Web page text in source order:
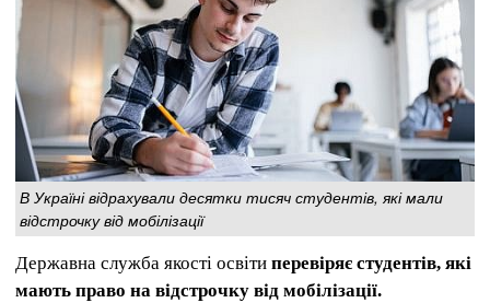
В Україні відрахували десятки тисяч студентів, які мали
відстрочку від мобілізації
Державна служба якості освіти перевіряє студентів, які
мають право на відстрочку від мобілізації.